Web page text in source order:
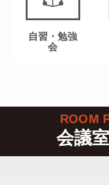
自習・勉強
会
ROOM
会議